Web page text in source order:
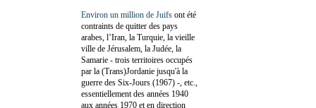
Environ un million de Juifs ont été
contraints de quitter des pays
arabes, l’Iran, la Turquie, la vieille
ville de Jérusalem, la Judée, la
Samarie - trois territoires occupés
par la (Trans)Jordanie jusqu'à la
guerre des Six-Jours (1967) -, etc.,
essentiellement des années 1940
aux années 1970 et en direction